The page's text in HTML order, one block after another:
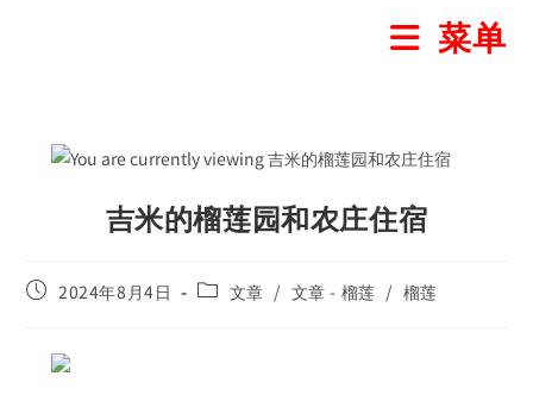
菜单
吉米的榴莲园和农庄住宿
2024年8月4日 文章 / 文章 - 榴莲 / 榴莲